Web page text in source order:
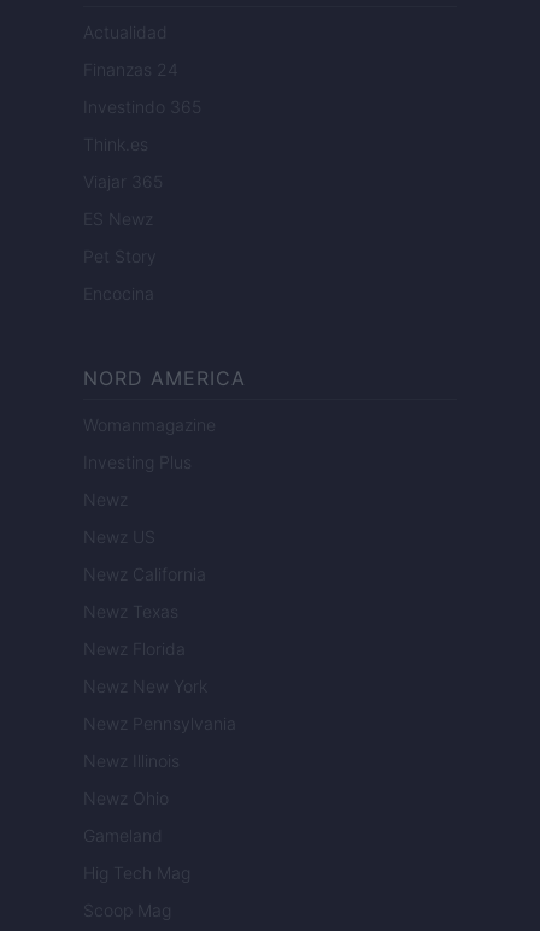
Actualidad
Finanzas 24
Investindo 365
Think.es
Viajar 365
ES Newz
Pet Story
Encocina
NORD AMERICA
Womanmagazine
Investing Plus
Newz
Newz US
Newz California
Newz Texas
Newz Florida
Newz New York
Newz Pennsylvania
Newz Illinois
Newz Ohio
Gameland
Hig Tech Mag
Scoop Mag